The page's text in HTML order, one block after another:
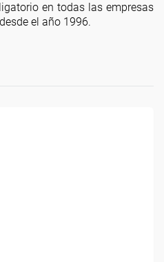
en todas las empresas
el año 1996.